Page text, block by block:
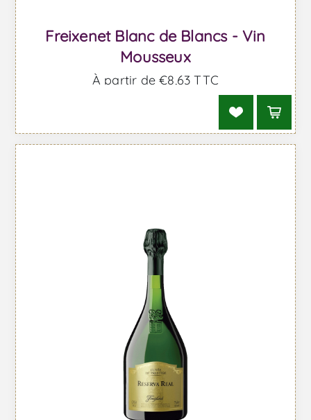
Freixenet Blanc de Blancs - Vin
Mousseux
À partir de €8,63 TTC